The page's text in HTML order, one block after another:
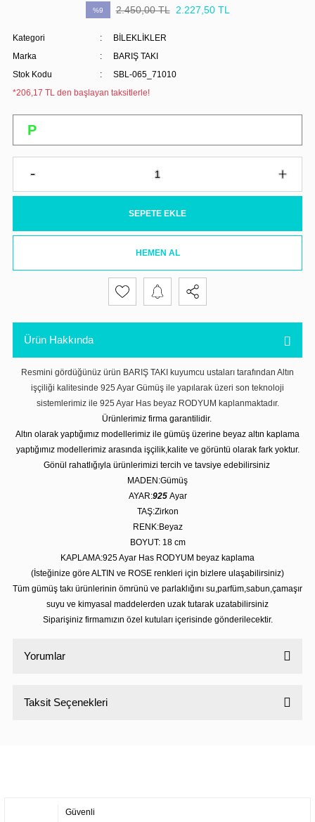
%9 2.450,00 TL 2.227,50 TL
Kategori
BİLEKLİKLER
Marka
BARIŞ TAKI
Stok Kodu
SBL-065_71010
*206,17 TL den başlayan taksitlerle!
SEPETE EKLE
HEMEN AL
Ürün Hakkında
Resmini gördüğünüz ürün BARIŞ TAKI kuyumcu ustaları tarafından Altın
işçiliği kalitesinde 925 Ayar Gümüş ile yapılarak üzeri son teknoloji
sistemlerimiz ile 925 Ayar Has beyaz RODYUM kaplanmaktadır.
Ürünlerimiz firma garantilidir.
Altın olarak yaptığımız modellerimiz ile gümüş üzerine beyaz altın kaplama
yaptığımız modellerimiz arasında işçilik,kalite ve görüntü olarak fark yoktur.
Gönül rahatlığıyla ürünlerimizi tercih ve tavsiye edebilirsiniz
MADEN:Gümüş
AYAR:925 Ayar
TAŞ:Zirkon
RENK:Beyaz
BOYUT: 18 cm
KAPLAMA:925 Ayar Has RODYUM beyaz kaplama
(İsteğinize göre ALTIN ve ROSE renkleri için bizlere ulaşabilirsiniz)
Tüm gümüş takı ürünlerinin ömrünü ve parlaklığını su,parfüm,sabun,çamaşır
suyu ve kimyasal maddelerden uzak tutarak uzatabilirsiniz
Siparişiniz firmamızın özel kutuları içerisinde gönderilecektir.
Yorumlar
Taksit Seçenekleri
Güvenli